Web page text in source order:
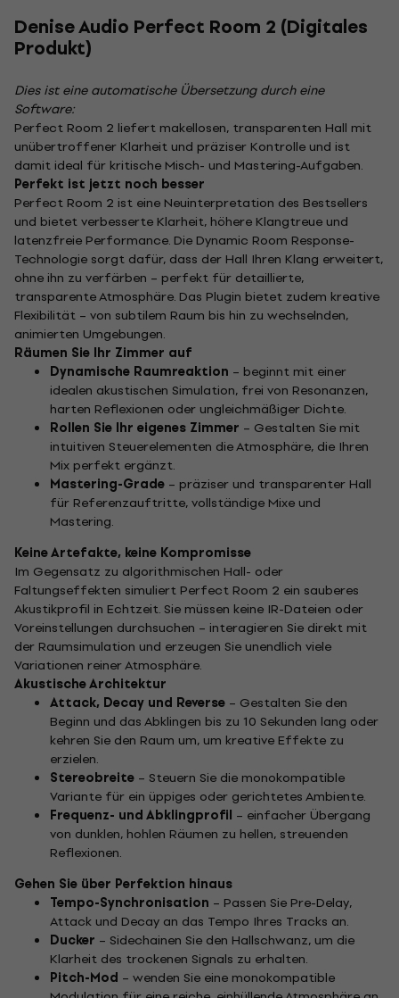
Denise Audio Perfect Room 2 (Digitales
Produkt)
Dies ist eine automatische Übersetzung durch eine
Software:
Perfect Room 2 liefert makellosen, transparenten Hall mit
unübertroffener Klarheit und präziser Kontrolle und ist
damit ideal für kritische Misch- und Mastering-Aufgaben.
Perfekt ist jetzt noch besser
Perfect Room 2 ist eine Neuinterpretation des Bestsellers
und bietet verbesserte Klarheit, höhere Klangtreue und
latenzfreie Performance. Die Dynamic Room Response-
Technologie sorgt dafür, dass der Hall Ihren Klang erweitert,
ohne ihn zu verfärben – perfekt für detaillierte,
transparente Atmosphäre. Das Plugin bietet zudem kreative
Flexibilität – von subtilem Raum bis hin zu wechselnden,
animierten Umgebungen.
Räumen Sie Ihr Zimmer auf
Dynamische Raumreaktion – beginnt mit einer
idealen akustischen Simulation, frei von Resonanzen,
harten Reflexionen oder ungleichmäßiger Dichte.
Rollen Sie Ihr eigenes Zimmer – Gestalten Sie mit
intuitiven Steuerelementen die Atmosphäre, die Ihren
Mix perfekt ergänzt.
Mastering-Grade – präziser und transparenter Hall
für Referenzauftritte, vollständige Mixe und
Mastering.
Keine Artefakte, keine Kompromisse
Im Gegensatz zu algorithmischen Hall- oder
Faltungseffekten simuliert Perfect Room 2 ein sauberes
Akustikprofil in Echtzeit. Sie müssen keine IR-Dateien oder
Voreinstellungen durchsuchen – interagieren Sie direkt mit
der Raumsimulation und erzeugen Sie unendlich viele
Variationen reiner Atmosphäre.
Akustische Architektur
Attack, Decay und Reverse – Gestalten Sie den
Beginn und das Abklingen bis zu 10 Sekunden lang oder
kehren Sie den Raum um, um kreative Effekte zu
erzielen.
Stereobreite – Steuern Sie die monokompatible
Variante für ein üppiges oder gerichtetes Ambiente.
Frequenz- und Abklingprofil – einfacher Übergang
von dunklen, hohlen Räumen zu hellen, streuenden
Reflexionen.
Gehen Sie über Perfektion hinaus
Tempo-Synchronisation – Passen Sie Pre-Delay,
Attack und Decay an das Tempo Ihres Tracks an.
Ducker – Sidechainen Sie den Hallschwanz, um die
Klarheit des trockenen Signals zu erhalten.
Pitch-Mod – wenden Sie eine monokompatible